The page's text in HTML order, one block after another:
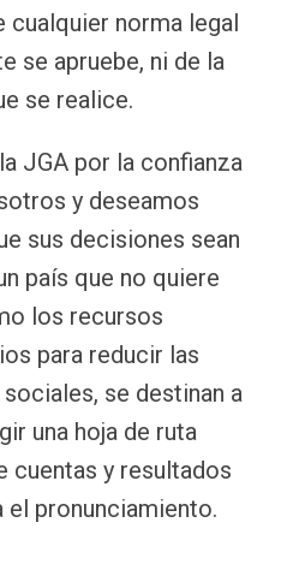
cualquier norma legal
se apruebe, ni de la
se realice.
JGA por la confianza
y deseamos
sus decisiones sean
país que no quiere
los recursos
para reducir las
se destinan a
una hoja de ruta
cuentas y resultados
el pronunciamiento.